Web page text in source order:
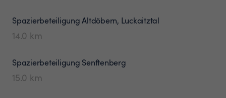
SpazierbeteiligungAltdöbern, Luckaitztal
14.0 km
Spazierbeteiligung Senftenberg
15.0 km